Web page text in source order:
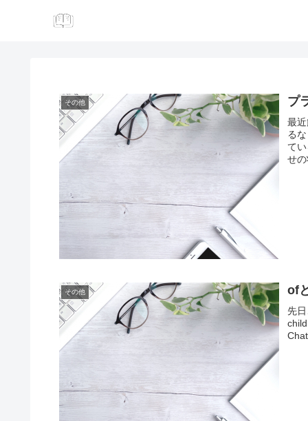
その他 プ
最
る
て
せ
その他 of
先